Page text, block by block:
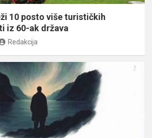
10 posto više turističkih
iz 60-ak država
Redakcija